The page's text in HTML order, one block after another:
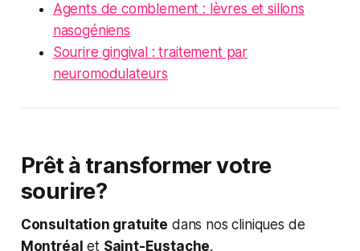
Agents de comblement : lèvres et sillons
nasogéniens
Sourire gingival : traitement par
neuromodulateurs
Prêt à transformer votre
sourire?
Consultation gratuite dans nos cliniques de
Montréal et Saint-Eustache.